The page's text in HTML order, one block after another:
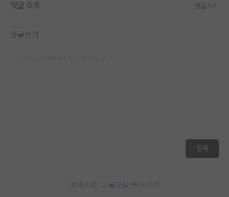
댓글 0개 댓글쓰기
댓글쓰기
등록
게시판 목록으로 돌아가기